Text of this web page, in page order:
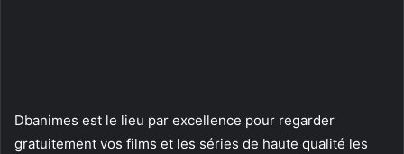
Dbanimes est le lieu par excellence pour regarder
gratuitement vos films et les séries de haute qualité les